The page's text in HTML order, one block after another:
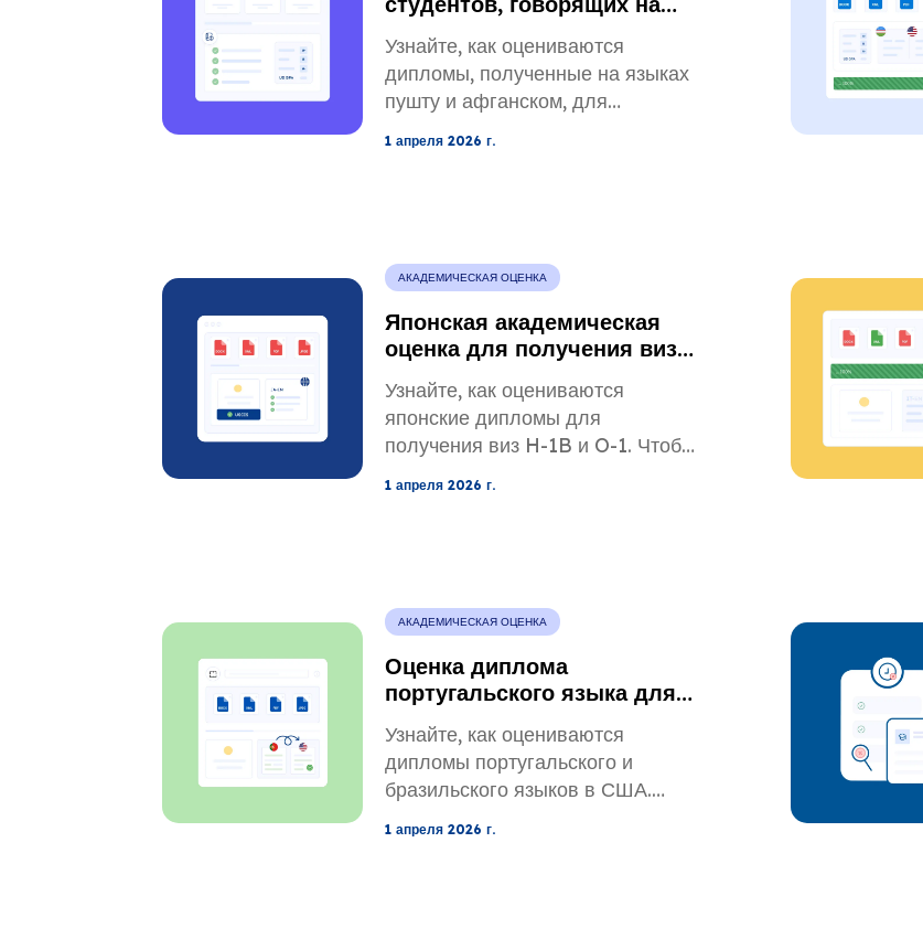
пушту, в высших учебных
заведениях.
Узнайте, как оцениваются
дипломы, полученные на языках
пушту и афганском, для
гражданства и иммиграции США
1 апреля 2026 г.
АКАДЕМИЧЕСКАЯ ОЦЕНКА
Японская академическая
оценка для получения виз
для специалистов.
Узнайте, как оцениваются
японские дипломы для
получения виз H-1B и O-1. Чтобы
в вопросах эквивалентности визы
1 апреля 2026 г.
АКАДЕМИЧЕСКАЯ ОЦЕНКА
Оценка диплома
португальского языка для
получения международной
профессиональной
лицензии.
Узнайте, как оцениваются
дипломы португальского и
бразильского языков в США.
квалификаций, необходимых
1 апреля 2026 г.